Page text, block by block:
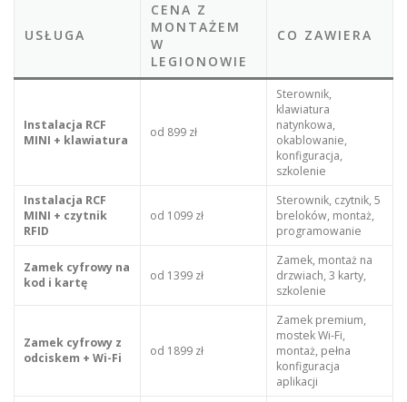
USŁUGA
CENA Z
MONTAŻEM
W
LEGIONOWIE
CO ZAWIERA
Instalacja RCF
MINI + klawiatura
od 899 zł
Sterownik,
klawiatura
natynkowa,
okablowanie,
konfiguracja,
szkolenie
Instalacja RCF
MINI + czytnik
RFID
od 1099 zł
Sterownik, czytnik, 5
breloków, montaż,
programowanie
Zamek cyfrowy na
kod i kartę
od 1399 zł
Zamek, montaż na
drzwiach, 3 karty,
szkolenie
Zamek cyfrowy z
odciskem + Wi-Fi
od 1899 zł
Zamek premium,
mostek Wi-Fi,
montaż, pełna
konfiguracja
aplikacji